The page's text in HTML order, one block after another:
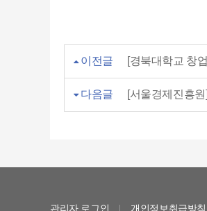
이전글 [경북대학교 창
다음글 [서울경제진흥
관리자 로그인 개인정보취급방침